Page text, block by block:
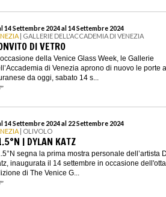
14 Settembre 2024 al 14 Settembre 2024
| GALLERIE DELL'ACCADEMIA DI VENEZIA
DI VETRO
della Venice Glass Week, le Gallerie
di Venezia aprono di nuovo le porte
da oggi, sabato 14 s...
14 Settembre 2024 al 22 Settembre 2024
| OLIVOLO
| DYLAN KATZ
segna la prima mostra personale dell’artista
inaugurata il 14 settembre in occasione
di The Venice G...